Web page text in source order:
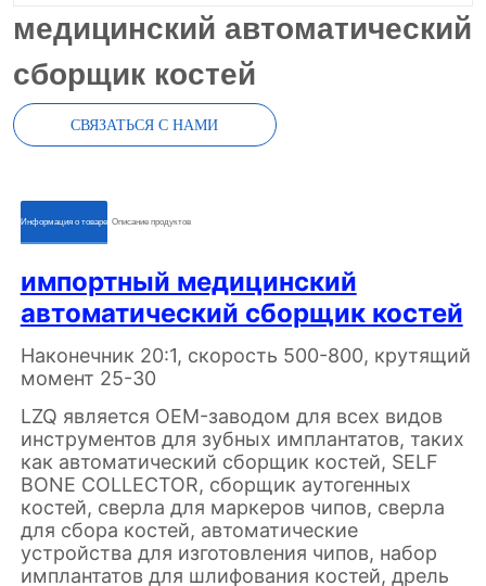
медицинский автоматический
сборщик костей
СВЯЗАТЬСЯ С НАМИ
ㅤㅤИнформация о товареㅤㅤ ㅤㅤОписание продуктовㅤㅤ